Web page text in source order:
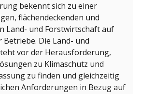
bekennt sich zu einer
flächendeckenden und
Land- und Forstwirtschaft auf
Betriebe. Die Land- und
vor der Herausforderung,
zu Klimaschutz und
zu finden und gleichzeitig
Anforderungen in Bezug auf